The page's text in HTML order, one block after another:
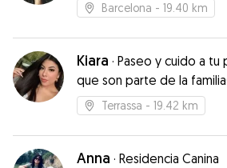
Barcelona - 19.40 km
Kiara · Paseo y cuido a tu
que son parte de la
Terrassa - 19.42 km
Anna · Residencia Canina